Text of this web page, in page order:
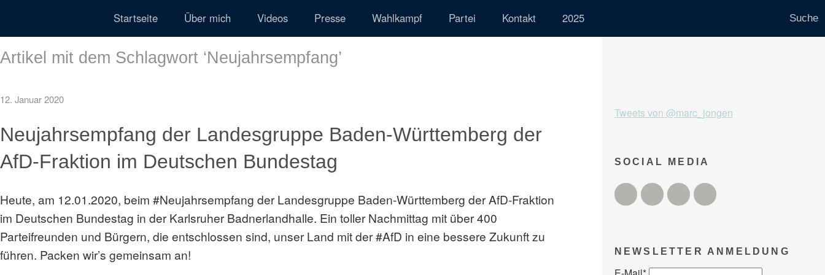
Startseite Über mich Videos Presse Wahlkampf Partei Kontakt 2025
Artikel mit dem Schlagwort ‘Neujahrsempfang’
12. Januar 2020
Neujahrsempfang der Landesgruppe Baden-Württemberg der
AfD-Fraktion im Deutschen Bundestag
Heute, am 12.01.2020, beim #Neujahrsempfang der Landesgruppe Baden-Württemberg der AfD-Fraktion
im Deutschen Bundestag in der Karlsruher Badnerlandhalle. Ein toller Nachmittag mit über 400
Parteifreunden und Bürgern, die entschlossen sind, unser Land mit der #AfD in eine bessere Zukunft zu
führen. Packen wir’s gemeinsam an!
Tweets von @marc_jongen
SOCIAL MEDIA
TwitterFacebookInstagramYouTube
NEWSLETTER ANMELDUNG